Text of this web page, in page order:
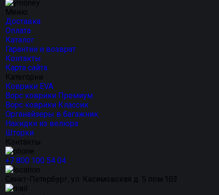
Меню
Доставка
Оплата
Каталог
Гарантии и возврат
Контакты
Карта сайта
Категории
Коврики EVA
Ворс коврики Премиум
Ворс коврики Классик
Органайзеры в багажник
Накидки из велюра
Шторки
Контакты
+7 800 100 54 04
Санкт-Петербург, ул. Касимовская д. 5 пом.103